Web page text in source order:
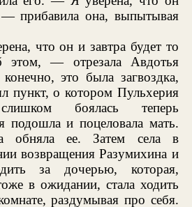
— прибавила она, выпытывая
что он и завтра будет то
этом, — отрезала Авдотья
это была загвоздка,
пункт, о котором Пульхерия
боялась теперь
подошла и поцеловала мать.
обняла ее. Затем села в
возвращения Разумихина и
за дочерью, которая,
в ожидании, стала ходить
раздумывая про себя.